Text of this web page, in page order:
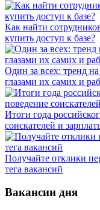
Как найти
купить доступ к базе?
Один за всех: тренд
глазами их самих и
Итоги года
соискателей и
Получайте отклики
тега вакансий
Вакансии дня